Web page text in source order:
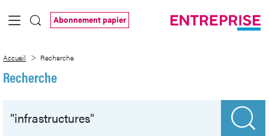
Saut au contenu principal
Abonnement papier
Accueil Recherche
Recherche